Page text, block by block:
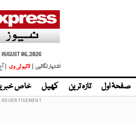
AUGUST 06, 2026
اشتہار لگائیں |
لائیو ٹی وی |
صفحۂ اول تازہ ترین کھیل خاص